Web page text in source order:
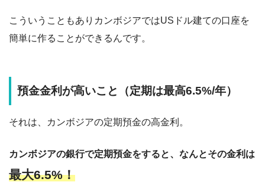
こういうこともありカンボジアではUSドル建ての口座を
簡単に作ることができるんです。
預金金利が高いこと（定期は最高6.5%/年）
それは、カンボジアの定期預金の高金利。
カンボジアの銀行で定期預金をすると、なんとその金利は
最大6.5%！